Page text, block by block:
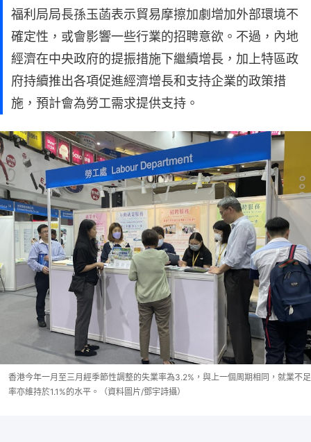
福利局局長孫玉菡表示貿易摩擦加劇增加外部環境不
確定性，或會影響一些行業的招聘意欲。不過，內地
經濟在中央政府的提振措施下繼續增長，加上特區政
府持續推出各項促進經濟增長和支持企業的政策措
施，預計會為勞工需求提供支持。
香港今年一月至三月經季節性調整的失業率為3.2%，與上一個周期相同，就業不足
率亦維持於1.1%的水平。（資料圖片/鄧宇詩攝）